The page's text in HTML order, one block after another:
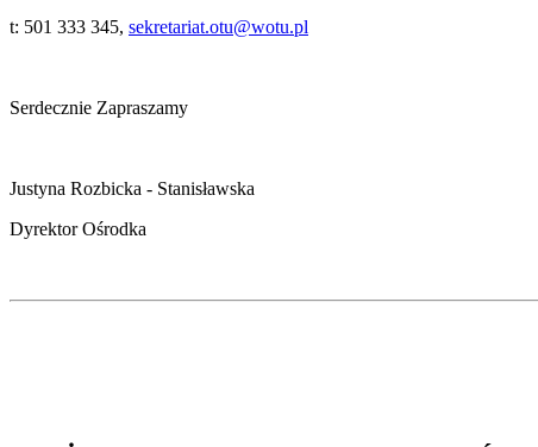
t: 501 333 345, sekretariat.otu@wotu.pl
Serdecznie Zapraszamy
Justyna Rozbicka - Stanisławska
Dyrektor Ośrodka